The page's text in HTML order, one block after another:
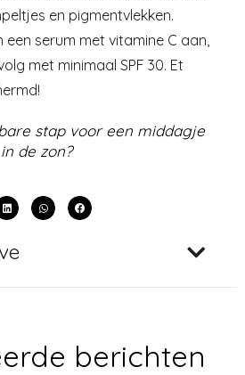
en pigmentvlekken.
een serum met vitamine C aan,
met minimaal SPF 30. Et
stap voor een middagje
in de zon?
berichten